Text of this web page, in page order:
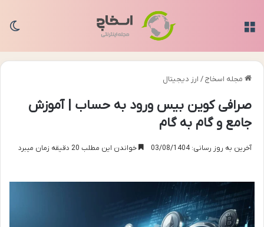
مجله اسخاج/ ارز دیجیتال
صرافی کوین بیس ورود به حساب | آموزش
جامع و گام به گام
آخرین به روز رسانی: 03/08/1404 خواندن این مطلب 20 دقیقه زمان میبرد